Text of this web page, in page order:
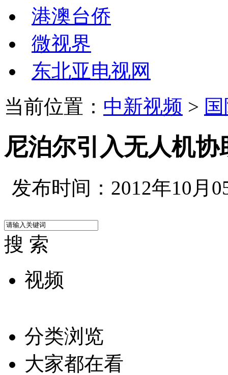
港澳台侨
微视界
东北亚电视网
当前位置： 中新视频 >
尼泊尔引入无人机协
发布时间：2012年10月
搜 索
视频
分类浏览
大家都在看